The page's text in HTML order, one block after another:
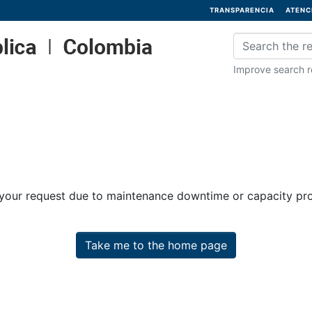
TRANSPARENCIA
Improve search
request due to maintenance downtime or capacity
Take me to the home page